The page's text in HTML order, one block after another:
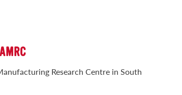
Research Centre in South